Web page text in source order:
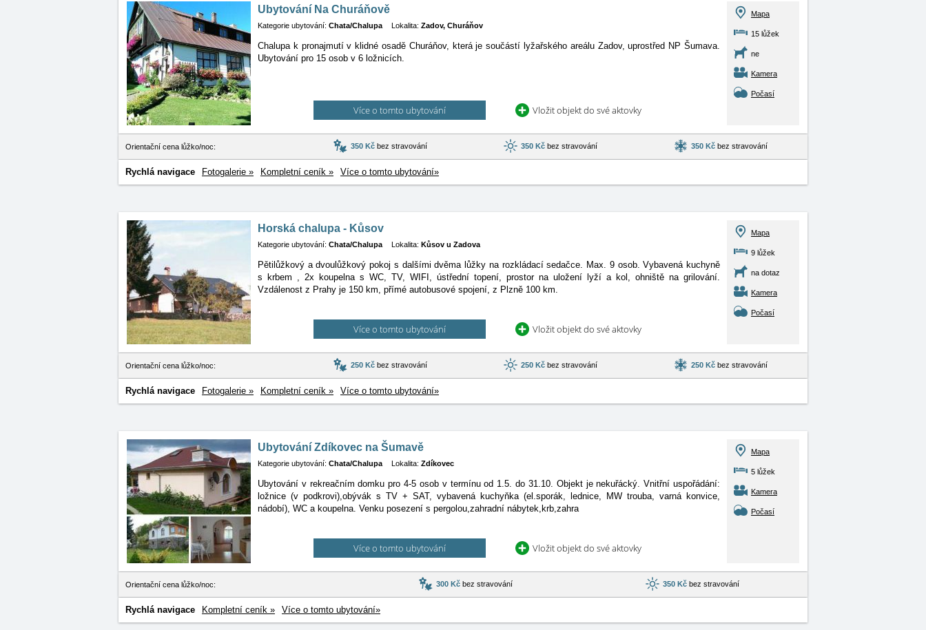
Ubytování Na Churáňově
Kategorie ubytování: Chata/Chalupa Lokalita: Zadov, Churáňov
Chalupa k pronajmutí v klidné osadě Churáňov, která je součástí lyžařského areálu Zadov, uprostřed NP Šumava.
Ubytování pro 15 osob v 6 ložnicích.
Více o tomto ubytování Vložit objekt do své aktovky
Mapa
15 lůžek
ne
Kamera
Počasí
Orientační cena lůžko/noc: 350 Kčbez stravování 350 Kčbez stravování 350 Kčbez stravování
Rychlá navigace Fotogalerie » Kompletní ceník » Více o tomto ubytování»
Horská chalupa - Kůsov
Kategorie ubytování: Chata/Chalupa Lokalita: Kůsov u Zadova
Pětilůžkový a dvoulůžkový pokoj s dalšími dvěma lůžky na rozkládací sedačce. Max. 9 osob. Vybavená kuchyně
s krbem , 2x koupelna s WC, TV, WIFI, ústřední topení, prostor na uložení lyží a kol, ohniště na grilování.
Vzdálenost z Prahy je 150 km, přímé autobusové spojení, z Plzně 100 km.
Více o tomto ubytování Vložit objekt do své aktovky
Mapa
9 lůžek
na dotaz
Kamera
Počasí
Orientační cena lůžko/noc: 250 Kčbez stravování 250 Kčbez stravování 250 Kčbez stravování
Rychlá navigace Fotogalerie » Kompletní ceník » Více o tomto ubytování»
Ubytování Zdíkovec na Šumavě
Kategorie ubytování: Chata/Chalupa Lokalita: Zdíkovec
Ubytování v rekreačním domku pro 4-5 osob v termínu od 1.5. do 31.10. Objekt je nekuřácký. Vnitřní uspořádání:
ložnice (v podkrovi),obývák s TV + SAT, vybavená kuchyňka (el.sporák, lednice, MW trouba, varná konvice,
nádobí), WC a koupelna. Venku posezení s pergolou,zahradní nábytek,krb,zahra
Více o tomto ubytování Vložit objekt do své aktovky
Mapa
5 lůžek
Kamera
Počasí
Orientační cena lůžko/noc: 300 Kčbez stravování 350 Kčbez stravování
Rychlá navigace Kompletní ceník » Více o tomto ubytování»